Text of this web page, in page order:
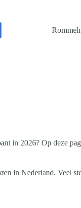
in 2026? Op deze
in Nederland. Veel